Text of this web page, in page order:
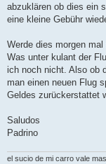
abzuklären ob dies ein
eine kleine Gebühr
Werde dies morgen mal
Was unter kulant der
ich noch nicht. Also ob
man einen neuen Flug
Geldes zurückerstattet
Saludos
Padrino
el sucio de mi carro vale